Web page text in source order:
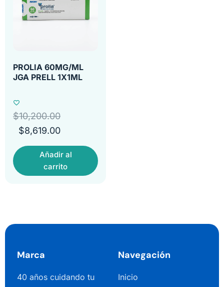
PROLIA 60MG/ML
JGA PRELL 1X1ML
$10,200.00
$8,619.00
Añadir al
carrito
Marca
40 años cuidando tu
Navegación
Inicio